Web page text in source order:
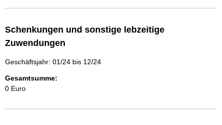
Schenkungen und sonstige lebzeitige
Zuwendungen
Geschäftsjahr: 01/24 bis 12/24
Gesamtsumme:
0 Euro